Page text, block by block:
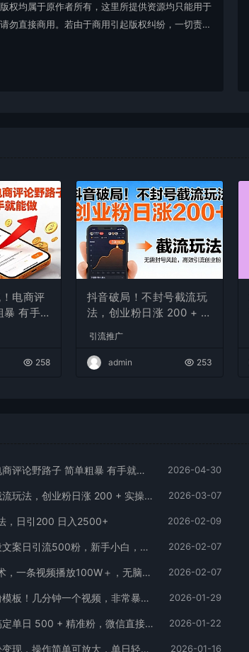
权均属于原作者所有，这里所提供资源均只能用于
勿直接商用。若由于商用引起版权纠纷，一切责任
电商评
暴 有手
258
抖音破局！不封号截流玩
法，创业粉日涨 200 + 实
引流推广
admin 253
不开店也能引流！电商评论野路子 简单粗暴 有手就能做 2026-04-30
抖音破局！不封号截流玩法，创业粉日涨 200 + 实操指南 2026-03-07
，日引200 日入2500+ 2026-02-09
抖音一张图片，一段文案日引流500粉，新手小白，轻松上手 2026-02-07
2026年引爆流量技术，一条视频播放100W＋，无脑发，小白轻松上手 2026-02-07
最新抖音引流创业粉模板！几分钟一个视频，非常暴力，小白直接可上手操作！ 2026-01-29
别再瞎引流！一招搞定单日 500 + 精准粉，微信直接爆仓 2026-01-22
精准获客创业粉轻松变现，操作简单可放大，单日轻松3000+ 2026-01-16